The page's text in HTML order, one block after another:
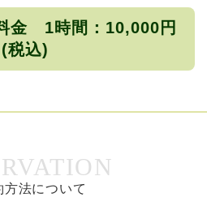
金 1時間：10,000円
(税込)
方法について